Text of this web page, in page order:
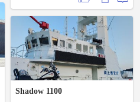
Shadow 1100